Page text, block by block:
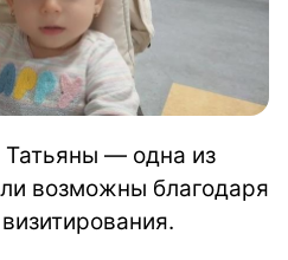
Татьяны — одна из
возможны благодаря